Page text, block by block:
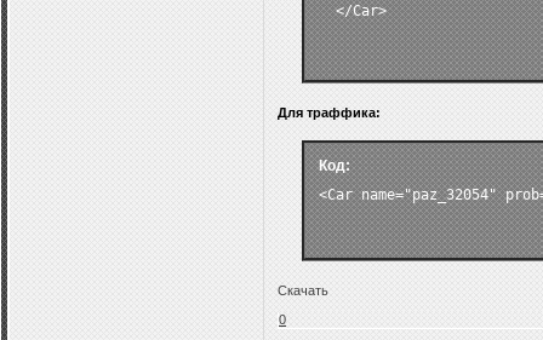
  </Car>
Для траффика:
Код:
<Car name="paz_32054"
Скачать
0